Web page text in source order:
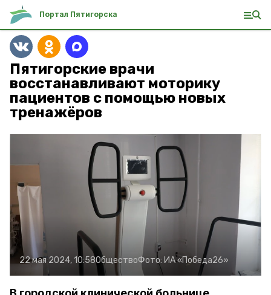
Портал Пятигорска
Пятигорские врачи
восстанавливают моторику
пациентов с помощью новых
тренажёров
22 мая 2024, 10:58ОбществоФото: ИА «Победа26»